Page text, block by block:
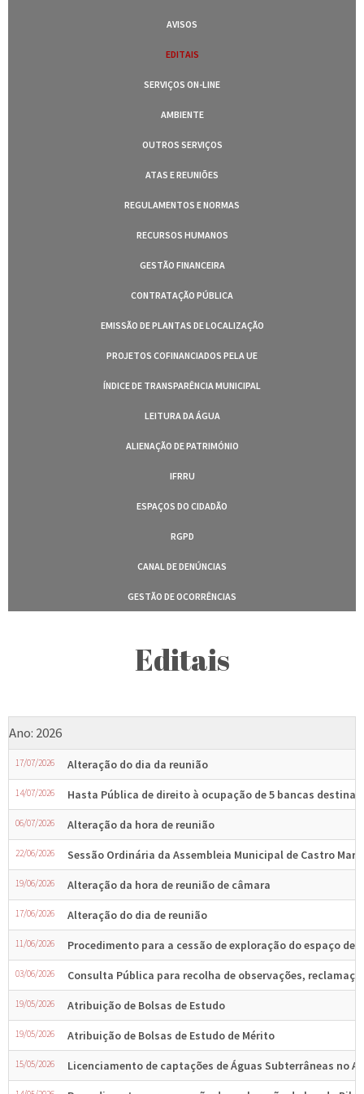
AVISOS
EDITAIS
SERVIÇOS ON-LINE
AMBIENTE
OUTROS SERVIÇOS
ATAS E REUNIÕES
REGULAMENTOS E NORMAS
RECURSOS HUMANOS
GESTÃO FINANCEIRA
CONTRATAÇÃO PÚBLICA
EMISSÃO DE PLANTAS DE LOCALIZAÇÃO
PROJETOS COFINANCIADOS PELA UE
ÍNDICE DE TRANSPARÊNCIA MUNICIPAL
LEITURA DA ÁGUA
ALIENAÇÃO DE PATRIMÓNIO
IFRRU
ESPAÇOS DO CIDADÃO
RGPD
CANAL DE DENÚNCIAS
GESTÃO DE OCORRÊNCIAS
Editais
Ano: 2026
17/07/2026 Alteração do dia da reunião
14/07/2026 Hasta Pública de direito à ocupação de 5 bancas
06/07/2026 Alteração da hora de reunião
22/06/2026 Sessão Ordinária da Assembleia Municipal de Castro
19/06/2026 Alteração da hora de reunião de câmara
17/06/2026 Alteração do dia de reunião
11/06/2026 Procedimento para a cessão de exploração do espaço
03/06/2026 Consulta Pública para recolha de observações,
19/05/2026 Atribuição de Bolsas de Estudo
19/05/2026 Atribuição de Bolsas de Estudo de Mérito
15/05/2026 Licenciamento de captações de Águas Subterrâneas no